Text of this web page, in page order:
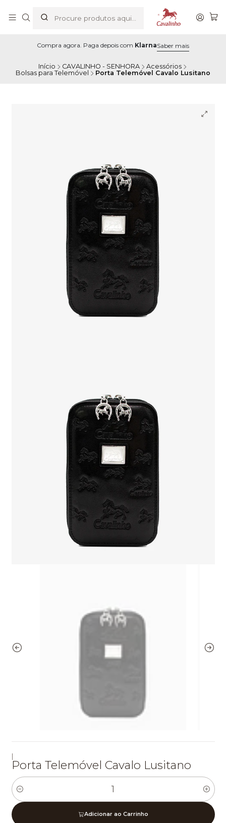
Compra agora. Paga depois com KlarnaSaber mais
Início CAVALINHO - SENHORA
Acessórios
Bolsas para Telemóvel
Porta Telemóvel Cavalo Lusitano
|
Porta Telemóvel Cavalo Lusitano
Quantidade
Adicionar ao Carrinho